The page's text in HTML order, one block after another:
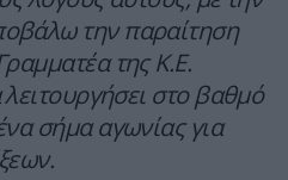
την παραίτηση
της Κ.Ε.
στο βαθμό
σήμα αγωνίας για